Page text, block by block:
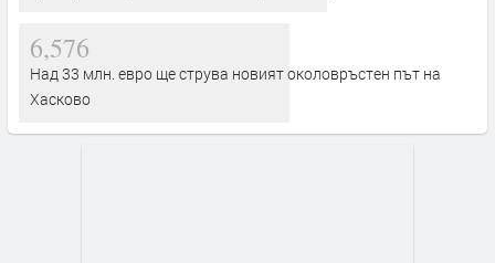
6,576
Над 33 млн. евро ще струва новият околовръстен път на
Хасково